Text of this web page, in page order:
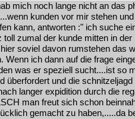
mich noch lange nicht an das
kunden vor mir stehen
kann, antworten :" ich suche
toll zumal der kunde mitten in der
soviel davon rumstehen das
Wenn ich dann auf die frage
was er speziell sucht....ist so
überfordert und die
langer expidition durch die
man freut sich schon
gemacht zu haben,.....da